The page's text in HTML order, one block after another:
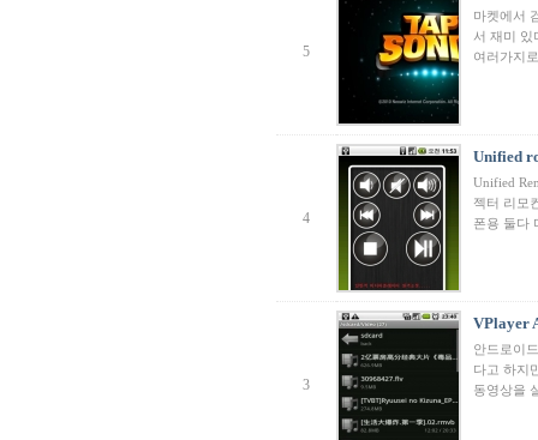
5
마켓에서
서 재미 있
여러가지
4
Unified
Unified
젝터 리모
폰용 둘다
3
VPlayer
안드로이
다고 하지
동영상을